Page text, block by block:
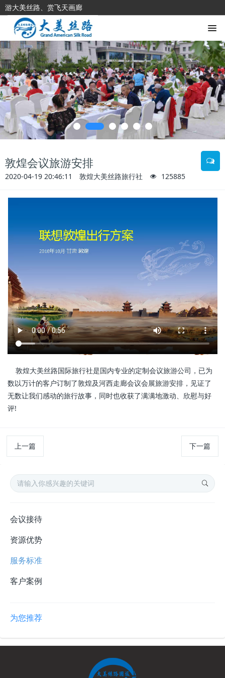
游大美丝路、赏飞天画廊
敦煌会议旅游安排
2020-04-19 20:46:11 敦煌大美丝路旅行社 125885
敦煌大美丝路国际旅行社是国内专业的定制会议旅游公司，已为
数以万计的客户订制了敦煌及河西走廊会议会展旅游安排，见证了
无数让我们感动的旅行故事，同时也收获了满满地激动、欣慰与好
评!
上一篇 下一篇
会议接待
资源优势
服务标准
客户案例
为您推荐